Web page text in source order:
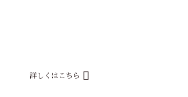
詳しくはこちら